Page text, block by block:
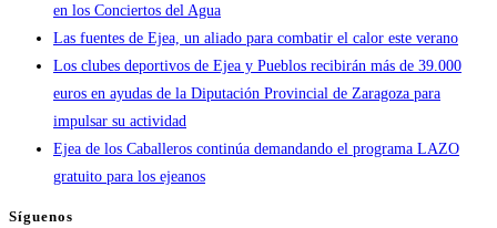
en los Conciertos del Agua
Las fuentes de Ejea, un aliado para combatir el calor este verano
Los clubes deportivos de Ejea y Pueblos recibirán más de 39.000
euros en ayudas de la Diputación Provincial de Zaragoza para
impulsar su actividad
Ejea de los Caballeros continúa demandando el programa LAZO
gratuito para los ejeanos
Síguenos